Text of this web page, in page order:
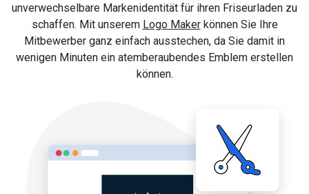
unverwechselbare Markenidentität für ihren Friseurladen zu
schaffen. Mit unserem Logo Makerkönnen Sie Ihre
Mitbewerber ganz einfach ausstechen, da Sie damit in
wenigen Minuten ein atemberaubendes Emblem erstellen
können.